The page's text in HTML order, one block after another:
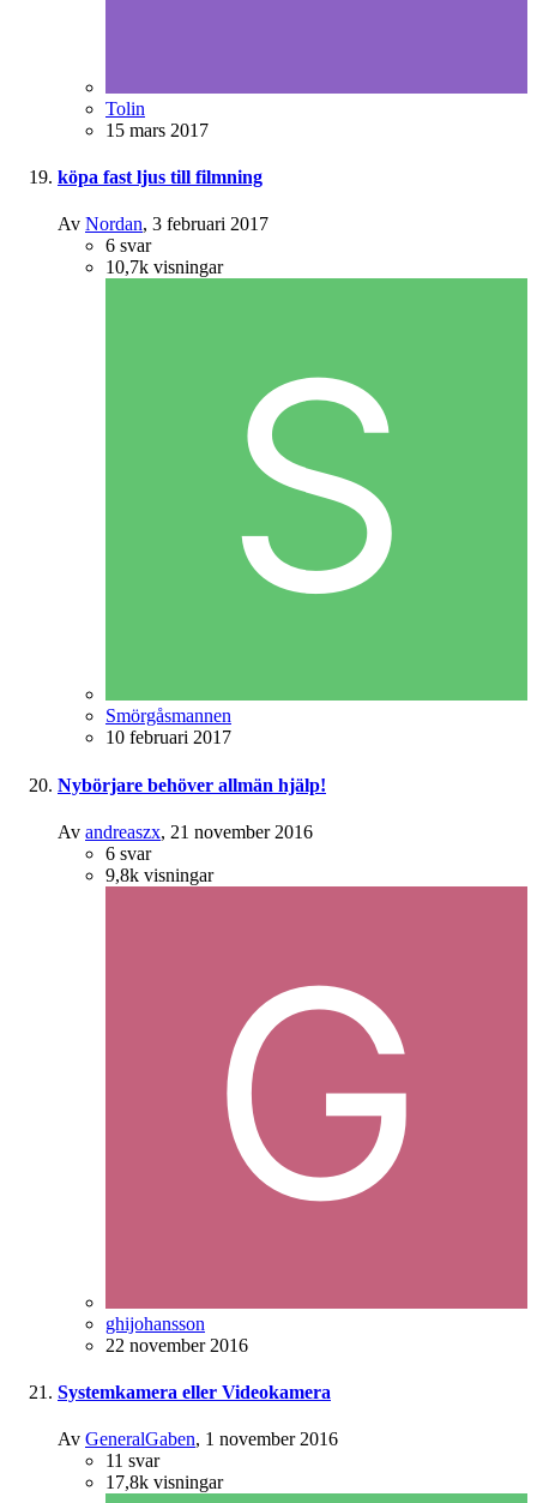
Tolin
15 mars 2017
köpa fast ljus till filmning
Av Nordan, 3 februari 2017
6 svar
10,7k visningar
Smörgåsmannen
10 februari 2017
Nybörjare behöver allmän hjälp!
Av andreaszx, 21 november 2016
6 svar
9,8k visningar
ghijohansson
22 november 2016
Systemkamera eller Videokamera
Av GeneralGaben, 1 november 2016
11 svar
17,8k visningar